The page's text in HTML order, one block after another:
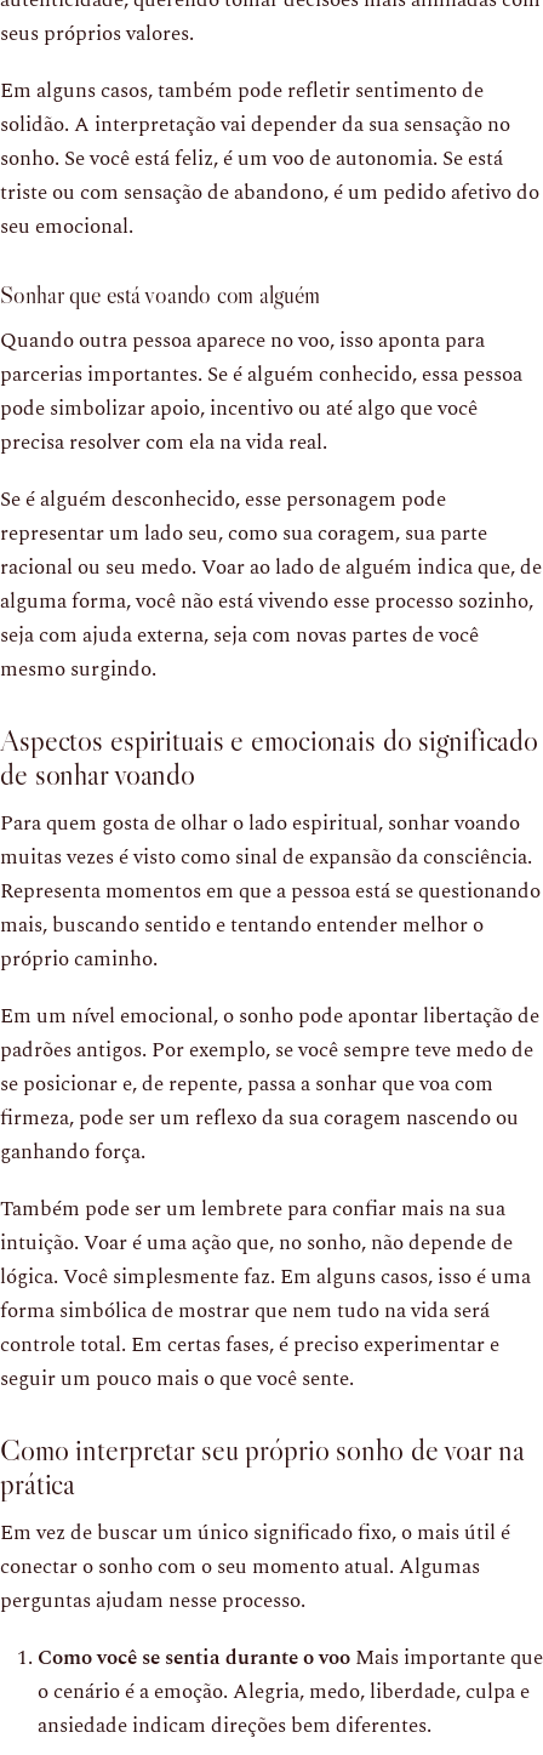
seus próprios valores.
Em alguns casos, também pode refletir sentimento de
solidão. A interpretação vai depender da sua sensação no
sonho. Se você está feliz, é um voo de autonomia. Se está
triste ou com sensação de abandono, é um pedido afetivo do
seu emocional.
Sonhar que está voando com alguém
Quando outra pessoa aparece no voo, isso aponta para
parcerias importantes. Se é alguém conhecido, essa pessoa
pode simbolizar apoio, incentivo ou até algo que você
precisa resolver com ela na vida real.
Se é alguém desconhecido, esse personagem pode
representar um lado seu, como sua coragem, sua parte
racional ou seu medo. Voar ao lado de alguém indica que, de
alguma forma, você não está vivendo esse processo sozinho,
seja com ajuda externa, seja com novas partes de você
mesmo surgindo.
Aspectos espirituais e emocionais do significado
de sonhar voando
Para quem gosta de olhar o lado espiritual, sonhar voando
muitas vezes é visto como sinal de expansão da consciência.
Representa momentos em que a pessoa está se questionando
mais, buscando sentido e tentando entender melhor o
próprio caminho.
Em um nível emocional, o sonho pode apontar libertação de
padrões antigos. Por exemplo, se você sempre teve medo de
se posicionar e, de repente, passa a sonhar que voa com
firmeza, pode ser um reflexo da sua coragem nascendo ou
ganhando força.
Também pode ser um lembrete para confiar mais na sua
intuição. Voar é uma ação que, no sonho, não depende de
lógica. Você simplesmente faz. Em alguns casos, isso é uma
forma simbólica de mostrar que nem tudo na vida será
controle total. Em certas fases, é preciso experimentar e
seguir um pouco mais o que você sente.
Como interpretar seu próprio sonho de voar na
prática
Em vez de buscar um único significado fixo, o mais útil é
conectar o sonho com o seu momento atual. Algumas
perguntas ajudam nesse processo.
Como você se sentia durante o vooMais importante que
o cenário é a emoção. Alegria, medo, liberdade, culpa e
ansiedade indicam direções bem diferentes.